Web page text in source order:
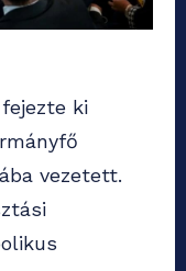
ki
vezetett.